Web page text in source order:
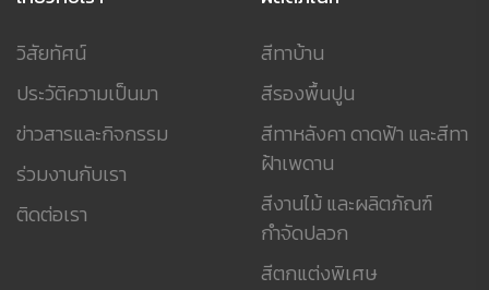
วิสัยทัศน์
ประวัติความเป็นมา
ข่าวสารและกิจกรรม
ร่วมงานกับเรา
ติดต่อเรา
สีทาบ้าน
สีรองพื้นปูน
สีทาหลังคา ดาดฟ้า และสีทา
ฝ้าเพดาน
สีงานไม้ และผลิตภัณฑ์
กำจัดปลวก
สีตกแต่งพิเศษ